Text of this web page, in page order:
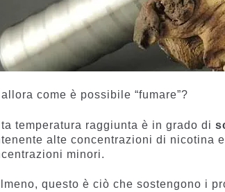
allora come è possibile “fumare”?
temperatura raggiunta è in grado di
alte concentrazioni di nicotina
minori.
questo è ciò che sostengono i